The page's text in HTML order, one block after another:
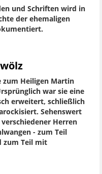
und Schriften wird in
der ehemaligen
zum Heiligen Martin
war sie eine
erweitert, schließlich
Sehenswert
Herren
- zum Teil
zum Teil mit